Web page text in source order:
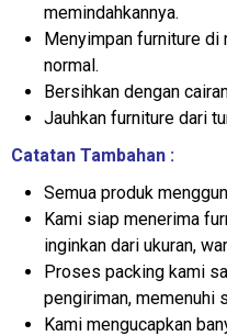
memindahkannya.
Menyimpan furniture di
normal.
Bersihkan dengan
Jauhkan furniture dari
Catatan Tambahan :
Semua produk
Kami siap menerima
inginkan dari ukuran,
Proses packing kami
pengiriman, memenuhi
Kami mengucapkan